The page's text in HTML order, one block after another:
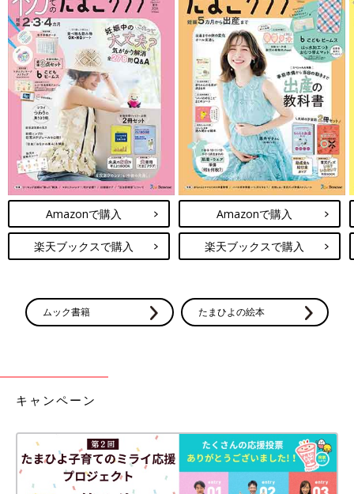
Amazonで購入
楽天ブックスで購入
Amazonで購入
楽天ブックスで購入
ムック書籍 たまひよの絵本
キャンペーン